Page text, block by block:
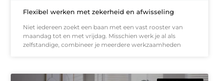
Flexibel werken met zekerheid en afwisseling
Niet iedereen zoekt een baan met een vast rooster van
maandag tot en met vrijdag. Misschien werk je al als
zelfstandige, combineer je meerdere werkzaamheden